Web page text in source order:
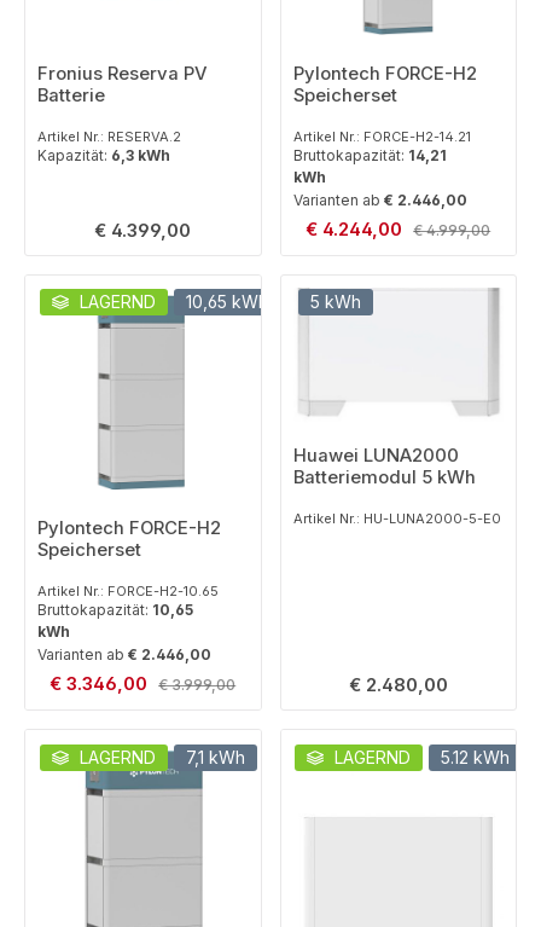
Fronius Reserva PV
Batterie
Artikel Nr.: RESERVA.2
Kapazität: 6,3 kWh
Regulärer Preis:
€ 4.399,00
Pylontech FORCE-H2
Speicherset
Artikel Nr.: FORCE-H2-14.21
Bruttokapazität: 14,21
kWh
Varianten ab € 2.446,00
Verkaufspreis:
€ 4.244,00 Regulärer Preis:
€ 4.999,00
LAGERND 10,65 kWh SET
Pylontech FORCE-H2
Speicherset
Artikel Nr.: FORCE-H2-10.65
Bruttokapazität: 10,65
kWh
Varianten ab € 2.446,00
Verkaufspreis:
€ 3.346,00 Regulärer Preis:
€ 3.999,00
5 kWh
Huawei LUNA2000
Batteriemodul 5 kWh
Artikel Nr.: HU-LUNA2000-5-E0
Regulärer Preis:
€ 2.480,00
LAGERND 7,1 kWh SET LAGERND 5.12 kWh